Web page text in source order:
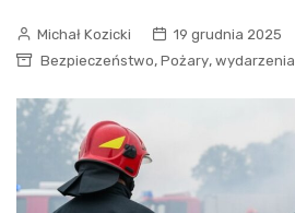
Michał Kozicki
19 grudnia 2025
Bezpieczeństwo, Pożary, wydarzenia